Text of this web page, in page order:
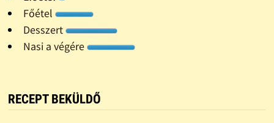
Főétel
Desszert
Nasi a végére
RECEPT BEKÜLDŐ